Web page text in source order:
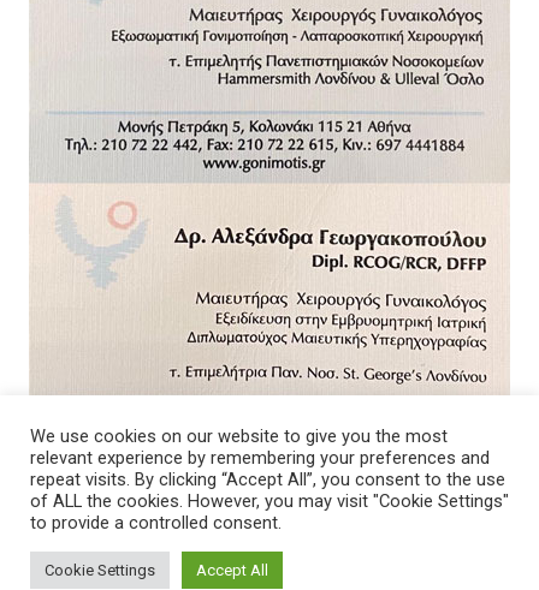
© 2026 - Νοσοκομείο. All Rights Reserved.
We use cookies on our website to give you the most
relevant experience by remembering your preferences and
repeat visits. By clicking “Accept All”, you consent to the use
of ALL the cookies. However, you may visit "Cookie Settings"
to provide a controlled consent.
Cookie Settings Accept All